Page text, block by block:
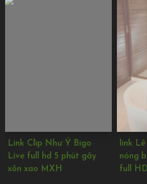
link Lê Mai Sang lộ clip
nóng bỏng body cực căng
full HD
Lộ
nhân